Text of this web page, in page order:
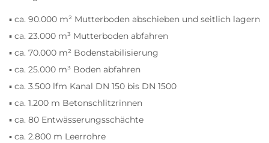
▪️ ca. 90.000 m² Mutterboden abschieben und seitlich lagern
▪️ ca. 23.000 m³ Mutterboden abfahren
▪️ ca. 70.000 m² Bodenstabilisierung
▪️ ca. 25.000 m³ Boden abfahren
▪️ ca. 3.500 lfm Kanal DN 150 bis DN 1500
▪️ ca. 1.200 m Betonschlitzrinnen
▪️ ca. 80 Entwässerungsschächte
▪️ ca. 2.800 m Leerrohre